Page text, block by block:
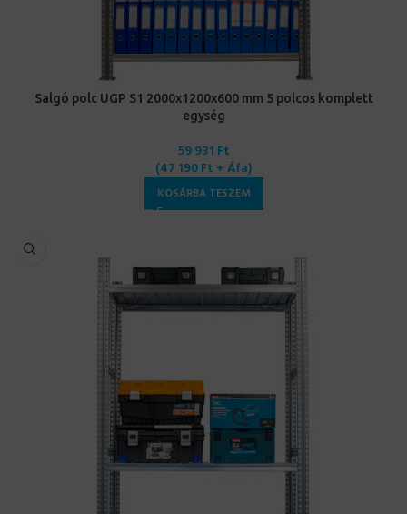
Salgó polc UGP S1 2000x1200x600 mm 5 polcos komplett
egység
59 931 Ft
(47 190Ft + Áfa)
KOSÁRBA TESZEM